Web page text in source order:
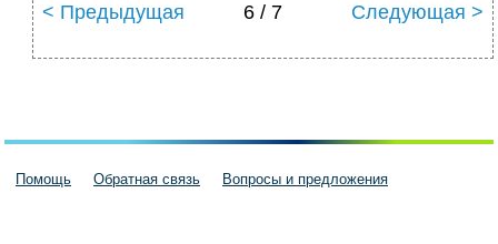
< Предыдущая 6 / 7 Следующая >
Помощь Обратная связь Вопросы и предложения